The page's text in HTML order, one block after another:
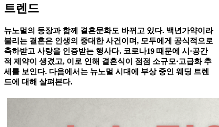
트렌드
뉴노멀의 등장과 함께 결혼문화도 바뀌고 있다. 백년가약이라
불리는 결혼은 인생의 중대한 사건이며, 모두에게 공식적으로
축하받고 사랑을 인증받는 행사다. 코로나19 때문에 시·공간
적 제약이 생겼고, 이로 인해 결혼식이 점점 소규모·고급화 추
세를 보인다. 다음에서는 뉴노멀 시대에 부상 중인 웨딩 트렌
드에 대해 살펴본다.